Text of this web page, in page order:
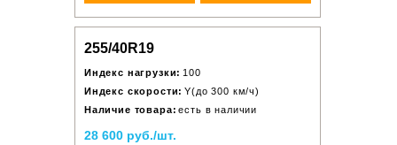
255/40R19
Индекс нагрузки: 100
Индекс скорости: Y(до 300 км/ч)
Наличие товара: есть в наличии
28 600 руб./шт.